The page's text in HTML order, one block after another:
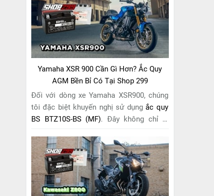
riêng cho "chiến mã" này. Vớicông nghệ
MF (Maintenance Free)tiên tiến, loại ắc
quy khô này hoàn toàn không cần bảo
dưỡng.
Yamaha XSR 900 Cần Gì Hơn? Ắc Quy
AGM Bền Bỉ Có Tại Shop 299
Đối với dòng xe Yamaha XSR900, chúng
tôi đặc biệt khuyến nghị sử dụng ắc quy
BS BTZ10S-BS (MF). Đây không chỉ là
giải pháp hoàn hảo được thiết kế dành
riêng cho "chiến mã" retro này. Với công
nghệ MF (Maintenance Free)tiên tiến,
loại ắc quy khô này hoàn toàn không cần
bảo dưỡng.